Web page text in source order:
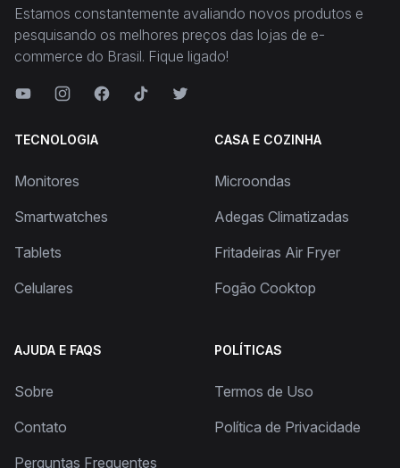
Estamos constantemente avaliando novos produtos e
pesquisando os melhores preços das lojas de e-
commerce do Brasil. Fique ligado!
TECNOLOGIA
Monitores
Smartwatches
Tablets
Celulares
CASA E COZINHA
Microondas
Adegas Climatizadas
Fritadeiras Air Fryer
Fogão Cooktop
AJUDA E FAQS
Sobre
Contato
Perguntas Frequentes
POLÍTICAS
Termos de Uso
Política de Privacidade